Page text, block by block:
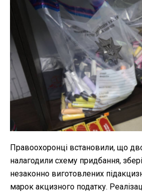
Правоохоронці встановили, що
налагодили схему придбання,
незаконно виготовлених
марок акцизного податку.